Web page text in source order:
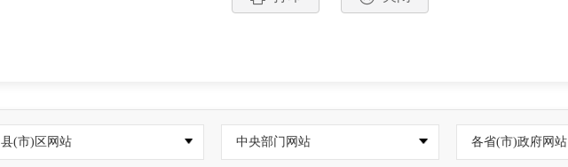
县(市)区网站 中央部门网站 各省(市)政府网站